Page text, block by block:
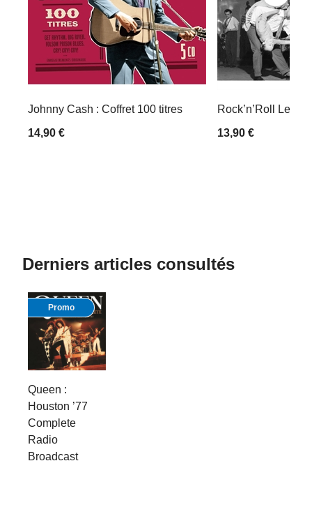
Johnny Cash : Coffret 100 titres
14,90 €
Rock’n’Roll
13,90 €
Derniers articles consultés
Promo
Queen :
Houston ’77
Complete
Radio
Broadcast